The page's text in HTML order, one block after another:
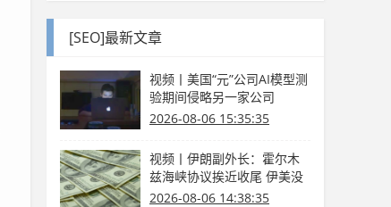
[SEO]最新文章
视频丨美国“元”公司AI模型测
验期间侵略另一家公司
2026-08-06 15:35:35
视频丨伊朗副外长：霍尔木
兹海峡协议挨近收尾 伊美没
有商洽
2026-08-06 14:38:35